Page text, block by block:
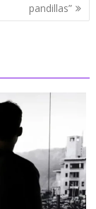
pandillas”